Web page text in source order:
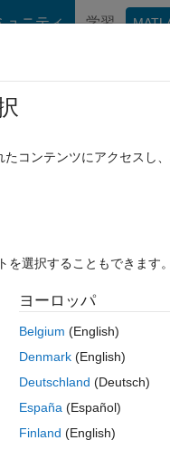
ュニティ 学習
に関する FAQ
to do multiple swaps,
(that are not
,1,'InsertCost'
コンテンツにアクセスし
を選択することもできます。
ヨーロッパ
Belgium (English)
Denmark (English)
Deutschland (Deutsch)
España (Español)
Finland (English)